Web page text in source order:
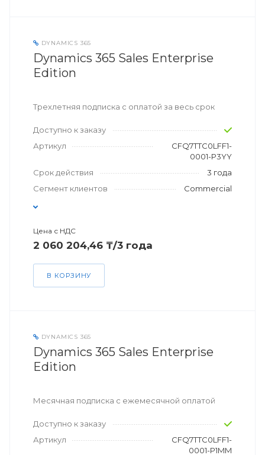
DYNAMICS 365
Dynamics 365 Sales Enterprise
Edition
Трехлетняя подписка с оплатой за весь срок
Доступно к заказу
Артикул
CFQ7TTC0LFF1-
0001-P3YY
Срок действия
3 года
Сегмент клиентов
Commercial
Цена с НДС
2 060 204,46 ₸/3 года
В КОРЗИНУ
DYNAMICS 365
Dynamics 365 Sales Enterprise
Edition
Месячная подписка с ежемесячной оплатой
Доступно к заказу
Артикул
CFQ7TTC0LFF1-
0001-P1MM